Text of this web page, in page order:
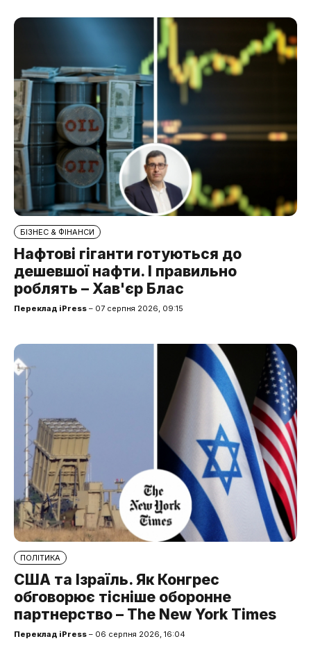
БІЗНЕС & ФІНАНСИ
Нафтові гіганти готуються до
дешевшої нафти. І правильно
роблять – Хав'єр Блас
Переклад iPress – 07 серпня 2026, 09:15
ПОЛІТИКА
США та Ізраїль. Як Конгрес
обговорює тісніше оборонне
партнерство – The New York Times
Переклад iPress – 06 серпня 2026, 16:04